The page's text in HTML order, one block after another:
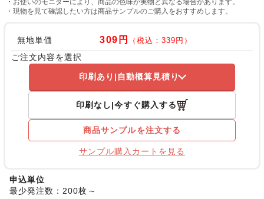
・現物を見て確認したい方は商品サンプルのご購入をおすすめします。
無地単価 309円 （税込：339円）
ご注文内容を選択
印刷あり 自動概算見積り
印刷なし 今すぐ購入する
商品サンプルを注文する
サンプル購入カートを見る
申込単位
最少発注数：200枚～